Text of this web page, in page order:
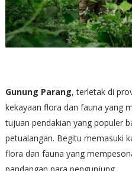
Gunung Parang, terletak di
kekayaan flora dan fauna yang
tujuan pendakian yang populer
petualangan. Begitu memasuki
flora dan fauna yang
pandangan para pengunjung.